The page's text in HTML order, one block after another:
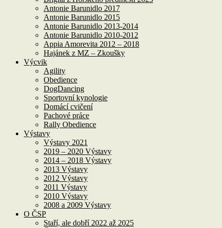
Antonie Barunidlo 2017
Antonie Barunidlo 2015
Antonie Barunidlo 2013-2014
Antonie Barunidlo 2010-2012
Appia Amorevita 2012 – 2018
Hajánek z MZ – Zkoušky
Výcvik
Agility
Obedience
DogDancing
Sportovní kynologie
Domácí cvičení
Pachové práce
Rally Obedience
Výstavy
Výstavy 2021
2019 – 2020 Výstavy
2014 – 2018 Výstavy
2013 Výstavy
2012 Výstavy
2011 Výstavy
2010 Výstavy
2008 a 2009 Výstavy
O ČSP
Staří, ale dobří 2022 až 2025